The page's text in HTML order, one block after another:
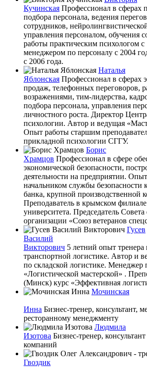
Кучинская Профессионал в сферах
подбора персонала, ведения
сотрудников,
управления персоналом, обучения
работы практическим психологом с
менеджером по персоналу с 2004
с 2006 года.
Наталья
Яблонская Профессионал в сферах
продаж, телефонных переговоров,
возражениями, тим-лидерства,
подбора персонала, управления
личностного роста. Директор
психологии. Автор и ведущая
Опыт работы старшим
прикладной психологии СГГУ.
Борис
Храмцов Профессионал в сфере
экономической безопасности,
деятельности на предприятии.
начальником службы безопасности
банка, крупной производственной
Преподаватель в крымском
университета. Председатель
организации «Союз ветеранов
Гусев
Василий
Викторович 5 летний опыт тренера
транспортной логистике. Автор и
по складской логистике. Менеджер
«Логистической мастерской» .
(Минск) курс «Эффективная
Мочинская
Инна Бизнес-тренер, консультант,
ресторанному менеджменту
Людмила
Изотова Бизнес-тренер,
компаний
Гвоздик